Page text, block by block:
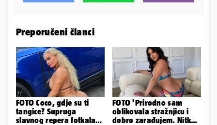
Preporučeni članci
FOTO Coco, gdje su ti
tangice? Supruga
slavnog repera fotkala
FOTO 'Prirodno sam
oblikovala stražnjicu i
dobro zarađujem. Nitko